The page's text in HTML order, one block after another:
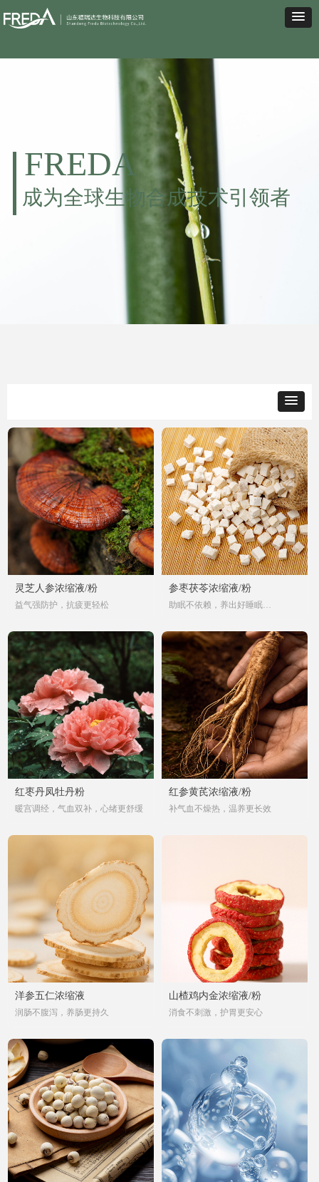
灵芝人参浓缩液/粉
益气强防护，抗疲更轻松
参枣茯苓浓缩液/粉
助眠不依赖，养出好睡眠
红枣丹凤牡丹粉
暖宫调经，气血双补，心绪更舒缓
红参黄芪浓缩液/粉
补气血不燥热，温养更长效
洋参五仁浓缩液
润肠不腹泻，养肠更持久
山楂鸡内金浓缩液/粉
消食不刺激，护胃更安心
成为全球生物合成技术引领者
FREDA